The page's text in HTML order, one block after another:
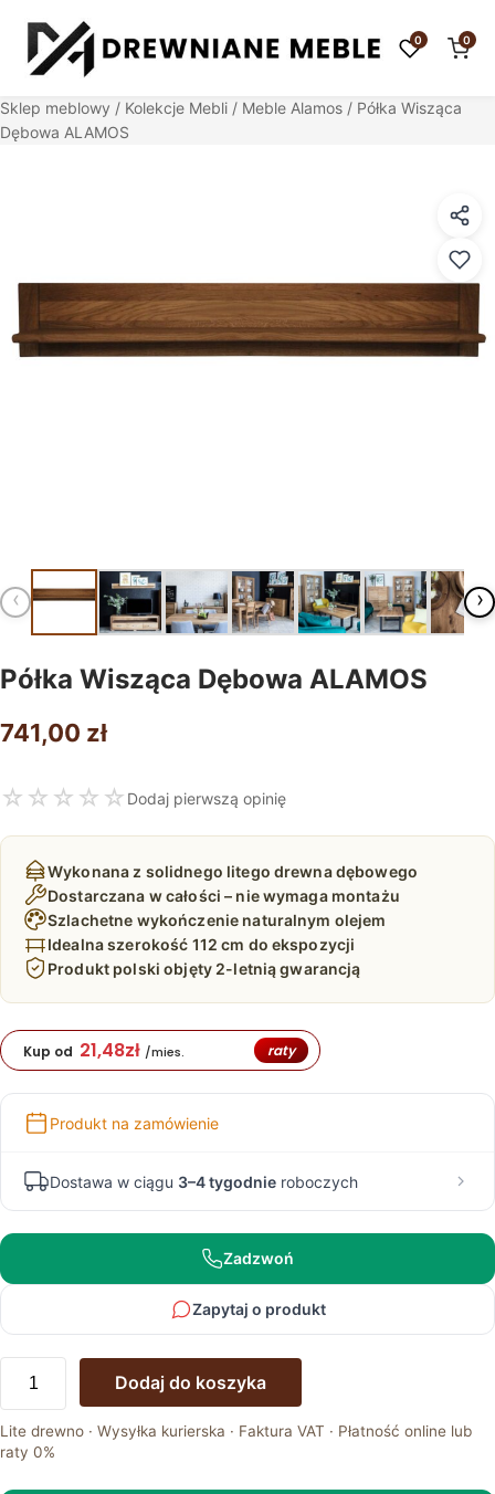
0 0
Sklep meblowy / Kolekcje Mebli / Meble Alamos / Półka Wisząca
Dębowa ALAMOS
‹ ›
Półka Wisząca Dębowa ALAMOS
741,00 zł
☆ ☆ ☆ ☆ ☆ Dodaj pierwszą opinię
Wykonana z solidnego litego drewna dębowego
Dostarczana w całości – nie wymaga montażu
Szlachetne wykończenie naturalnym olejem
Idealna szerokość 112 cm do ekspozycji
Produkt polski objęty 2-letnią gwarancją
Kup od 21,48zł /mies. raty
Produkt na zamówienie
Dostawa w ciągu 3–4 tygodnie roboczych
Zadzwoń
Zapytaj o produkt
Półka
Wisząca
Dębowa
ALAMOS
Dodaj do koszyka
Lite drewno · Wysyłka kurierska · Faktura VAT · Płatność online lub
raty 0%